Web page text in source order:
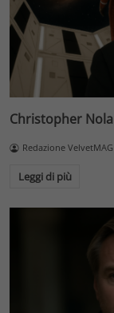
Christopher
Redazione VelvetMAG
Leggi di più